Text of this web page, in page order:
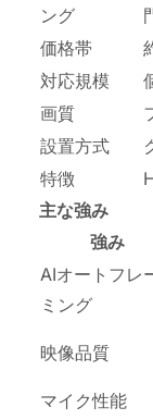
ング
価格帯
対応規模
画質
設置方式
特徴
主な強み
強み
AIオートフレ
ミング
映像品質
マイク性能